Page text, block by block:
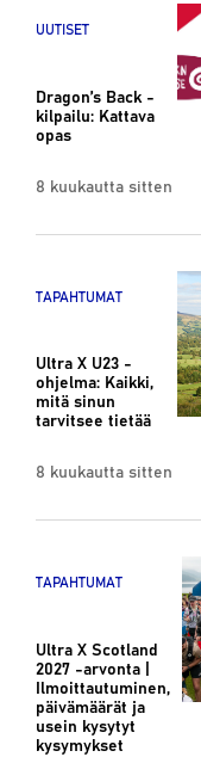
UUTISET
Dragon’s Back -
kilpailu: Kattava
opas
8 kuukautta sitten
TAPAHTUMAT
Ultra X U23 -
ohjelma: Kaikki,
mitä sinun
tarvitsee tietää
8 kuukautta sitten
TAPAHTUMAT
Ultra X Scotland
2027 -arvonta |
Ilmoittautuminen,
päivämäärät ja
usein kysytyt
kysymykset